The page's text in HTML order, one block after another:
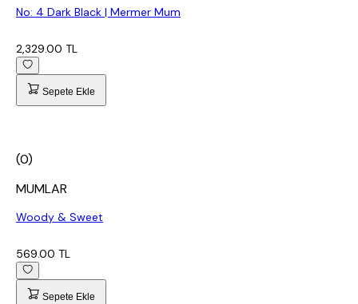
No: 4 Dark Black | Mermer Mum
2,329.00 TL
Sepete Ekle
(0)
MUMLAR
Woody & Sweet
569.00 TL
Sepete Ekle